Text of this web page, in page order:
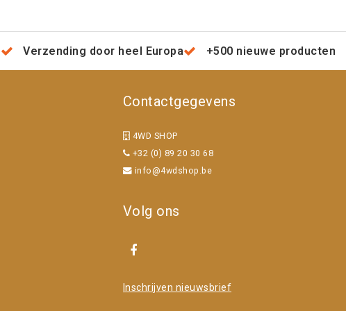
Verzending door heel Europa +500 nieuwe producten
Contactgegevens
4WD SHOP
+32 (0) 89 20 30 68
info@4wdshop.be
Volg ons
Inschrijven nieuwsbrief